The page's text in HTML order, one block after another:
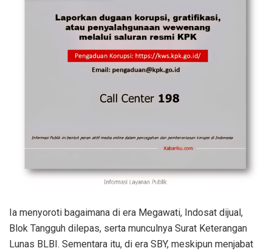
Ia menyoroti bagaimana di era Megawati, Indosat dijual,
Blok Tangguh dilepas, serta munculnya Surat Keterangan
Lunas BLBI. Sementara itu, di era SBY, meskipun menjabat